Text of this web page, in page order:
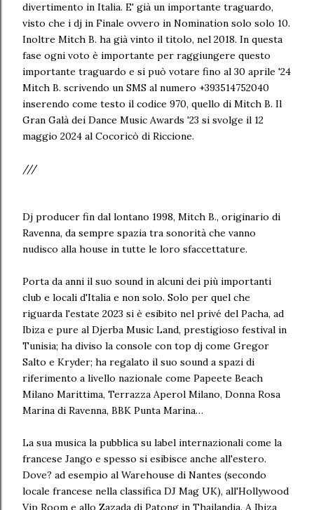
divertimento in Italia. E' già un importante traguardo,
visto che i dj in Finale ovvero in Nomination solo solo 10.
Inoltre Mitch B. ha già vinto il titolo, nel 2018. In questa
fase ogni voto è importante per raggiungere questo
importante traguardo e si può votare fino al 30 aprile '24
Mitch B. scrivendo un SMS al numero +393514752040
inserendo come testo il codice 970, quello di Mitch B. Il
Gran Galà dei Dance Music Awards '23 si svolge il 12
maggio 2024 al Cocoricò di Riccione.
///
Dj producer fin dal lontano 1998, Mitch B., originario di
Ravenna, da sempre spazia tra sonorità che vanno
nudisco alla house in tutte le loro sfaccettature.
Porta da anni il suo sound in alcuni dei più importanti
club e locali d'Italia e non solo. Solo per quel che
riguarda l'estate 2023 si è esibito nel privé del Pacha, ad
Ibiza e pure al Djerba Music Land, prestigioso festival in
Tunisia; ha diviso la console con top dj come Gregor
Salto e Kryder; ha regalato il suo sound a spazi di
riferimento a livello nazionale come Papeete Beach
Milano Marittima, Terrazza Aperol Milano, Donna Rosa
Marina di Ravenna, BBK Punta Marina…
La sua musica la pubblica su label internazionali come la
francese Jango e spesso si esibisce anche all'estero.
Dove? ad esempio al Warehouse di Nantes (secondo
locale francese nella classifica DJ Mag UK), all'Hollywood
Vip Room e allo Zazada di Patong in Thailandia. A Ibiza